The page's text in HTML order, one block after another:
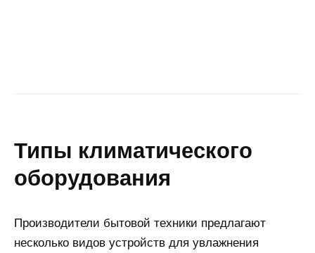
типы климатического
оборудования
Производители бытовой техники предлагают
несколько видов устройств для увлажнения